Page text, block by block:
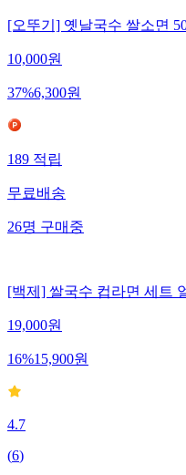
[오뚜기] 옛날국수 쌀소면
10,000원
37%6,300원
189적립
무료배송
26명구매중
[백제] 쌀국수 컵라면 세트
19,000원
16%15,900원
4.7
(6)